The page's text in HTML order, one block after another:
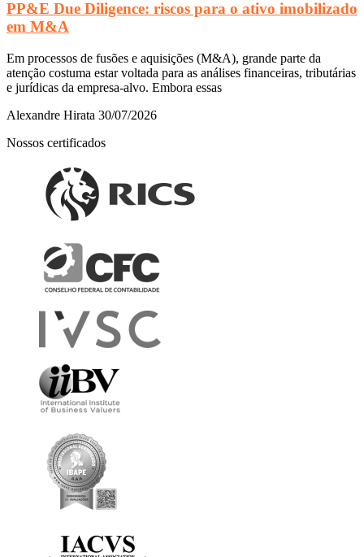
PP&E Due Diligence: riscos para o ativo imobilizado
em M&A
Em processos de fusões e aquisições (M&A), grande parte da
atenção costuma estar voltada para as análises financeiras, tributárias
e jurídicas da empresa-alvo. Embora essas
Alexandre Hirata 30/07/2026
Nossos certificados